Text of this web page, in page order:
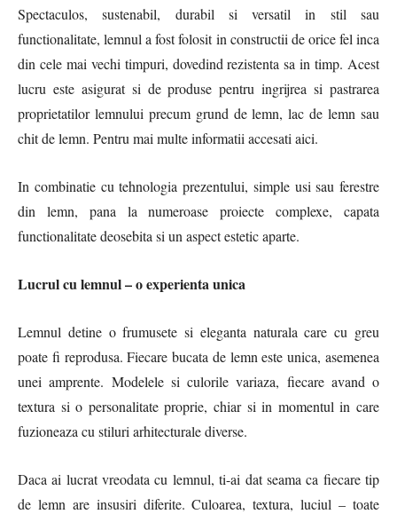
Spectaculos, sustenabil, durabil si versatil in stil sau
functionalitate, lemnul a fost folosit in constructii de orice fel inca
din cele mai vechi timpuri, dovedind rezistenta sa in timp. Acest
lucru este asigurat si de produse pentru ingrijrea si pastrarea
proprietatilor lemnului precum grund de lemn, lac de lemn sau
chit de lemn. Pentru mai multe informatii accesati aici.
In combinatie cu tehnologia prezentului, simple usi sau ferestre
din lemn, pana la numeroase proiecte complexe, capata
functionalitate deosebita si un aspect estetic aparte.
Lucrul cu lemnul – o experienta unica
Lemnul detine o frumusete si eleganta naturala care cu greu
poate fi reprodusa. Fiecare bucata de lemn este unica, asemenea
unei amprente. Modelele si culorile variaza, fiecare avand o
textura si o personalitate proprie, chiar si in momentul in care
fuzioneaza cu stiluri arhitecturale diverse.
Daca ai lucrat vreodata cu lemnul, ti-ai dat seama ca fiecare tip
de lemn are insusiri diferite. Culoarea, textura, luciul – toate